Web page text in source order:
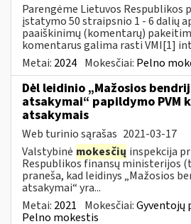
Parengėme Lietuvos Respublikos
įstatymo 50 straipsnio 1 - 6 dalių
paaiškinimų (komentarų)
komentarus galima rasti VMI[1]
Metai: 2024 Mokesčiai: Pelno
Dėl leidinio „Mažosios
atsakymai“ papildymo PVM
atsakymais
Web turinio sąrašas 2021-03-17
Valstybinė mokesčių inspekcija
Respublikos finansų ministerijos
praneša, kad leidinys „Mažosios
atsakymai“ yra...
Metai: 2021 Mokesčiai:Gyventojų
Pelno mokestis